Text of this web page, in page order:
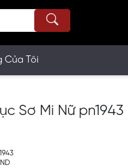
Của Tôi
Sơ Mi Nữ pn1943